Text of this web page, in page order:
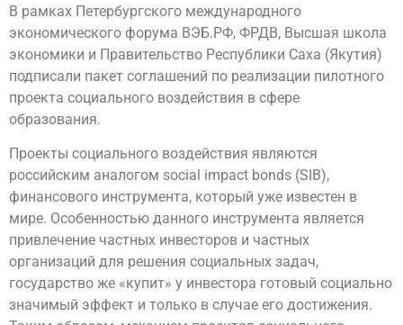
В рамках Петербургского международного
экономического форума ВЭБ.РФ, ФРДВ, Высшая школа
экономики и Правительство Республики Саха (Якутия)
подписали пакет соглашений по реализации пилотного
проекта социального воздействия в сфере
образования.
Проекты социального воздействия являются
российским аналогом social impact bonds (SIB),
финансового инструмента, который уже известен в
мире. Особенностью данного инструмента является
привлечение частных инвесторов и частных
организаций для решения социальных задач,
государство же «купит» у инвестора готовый социально
значимый эффект и только в случае его достижения.